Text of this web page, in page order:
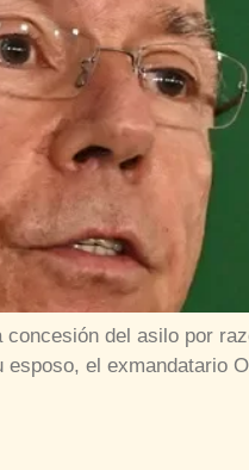
del asilo por
el exmandatario